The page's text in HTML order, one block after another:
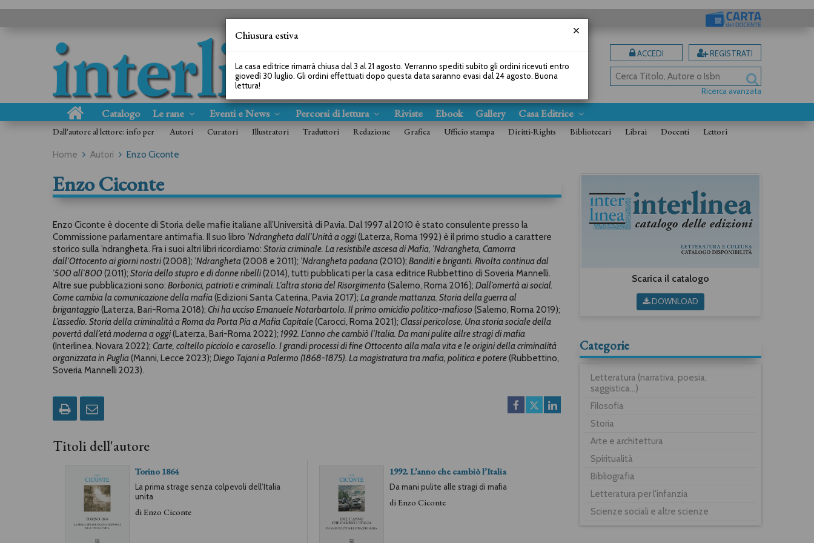
ACCEDI REGISTRATI
Ricerca avanzata
Catalogo Le rane Eventi e News Percorsi di lettura Riviste Ebook Gallery Casa Editrice
Dall'autore al lettore: info per Autori Curatori Illustratori Traduttori Redazione Grafica Ufficio stampa Diritti-Rights Bibliotecari Librai Docenti Lettori
Home Autori Enzo Ciconte
Enzo Ciconte
Enzo Ciconte è docente di Storia delle mafie italiane all’Università di Pavia. Dal 1997 al 2010 è stato consulente presso la
Commissione parlamentare antimafia. Il suo libro ’Ndrangheta dall’Unità a oggi(Laterza, Roma 1992) è il primo studio a carattere
storico sulla ’ndrangheta. Fra i suoi altri libri ricordiamo: Storia criminale. La resistibile ascesa di Mafia, ’Ndrangheta, Camorra
dall’Ottocento ai giorni nostri(2008); ’Ndrangheta(2008 e 2011); ’Ndranghetapadana(2010); Banditi e briganti. Rivolta continua dal
’500 all’800(2011); Storia dello stupro e di donne ribelli(2014), tutti pubblicati per la casa editrice Rubbettino di Soveria Mannelli.
Altre sue pubblicazioni sono: Borbonici, patrioti e criminali. L’altra storia del Risorgimento (Salerno, Roma 2016); Dall’omertà ai social.
Come cambia la comunicazione della mafia(Edizioni Santa Caterina, Pavia 2017); La grande mattanza. Storia della guerra al
brigantaggio (Laterza, Bari-Roma 2018); Chi ha ucciso Emanuele Notarbartolo. Il primo omicidio politico-mafioso (Salerno, Roma 2019);
L’assedio. Storia della criminalità a Roma da Porta Pia aMafia Capitale(Carocci, Roma 2021); Classi pericolose. Una storia sociale della
povertà dall’età moderna a oggi(Laterza, Bari-Roma 2022); 1992. L’anno che cambiò l’Italia. Da mani pulite allre stragi di mafia
(Interlinea, Novara 2022); Carte, coltello picciolo e carosello. I grandi processi di fine Ottocento alla mala vita e le origini della criminalità
organizzata in Puglia(Manni, Lecce 2023); Diego Tajani a Palermo (1868-1875). La magistratura tra mafia, politica e potere(Rubbettino,
Soveria Mannelli 2023).
Titoli dell'autore
Torino 1864
La prima strage senza colpevoli dell’Italia
unita
diEnzo Ciconte
1992. L’anno che cambiò l’Italia
Da mani pulite alle stragi di mafia
diEnzo Ciconte
Scarica il catalogo
DOWNLOAD
Categorie
Letteratura (narrativa, poesia,
saggistica...)
Filosofia
Storia
Arte e architettura
Spiritualità
Bibliografia
Letteratura per l'infanzia
Scienze sociali e altre scienze
Chiusura estiva
La casa editrice rimarrà chiusa dal 3 al 21 agosto. Verranno spediti subito gli ordini ricevuti entro
giovedì 30 luglio. Gli ordini effettuati dopo questa data saranno evasi dal 24 agosto. Buona
lettura!